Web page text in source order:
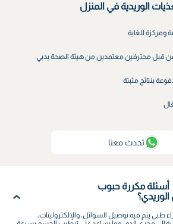
الوريدية في المنزل
للغاية
قبل محترفين معتمدين من هيئة الصحة بدبي
بنتائج مثبتة
تحدث معنا
أسئلة مكررة حبوب
طبي يتم فيه توصيل السوائل، والإلكتروليتات،